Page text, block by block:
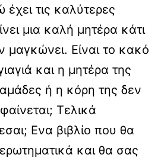
τις καλύτερες
μια καλή μητέρα κάτι
μαγκώνει. Είναι το κακό
και η μητέρα της
ή η κόρη της δεν
Τελικά
Ενα βιβλίο που θα
και θα σας